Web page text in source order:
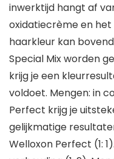
inwerktijd hangt af
oxidatiecrème en
haarkleur kan
Special Mix worden
krijg je een
voldoet. Mengen: in
Perfect krijg je
gelijkmatige
Welloxon Perfect (1: